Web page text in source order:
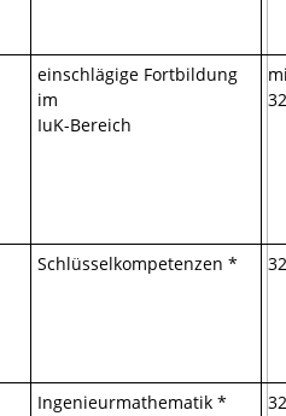
einschlägige Fortbildung
im
IuK-Bereich
Schlüsselkompetenzen *
Ingenieurmathematik *